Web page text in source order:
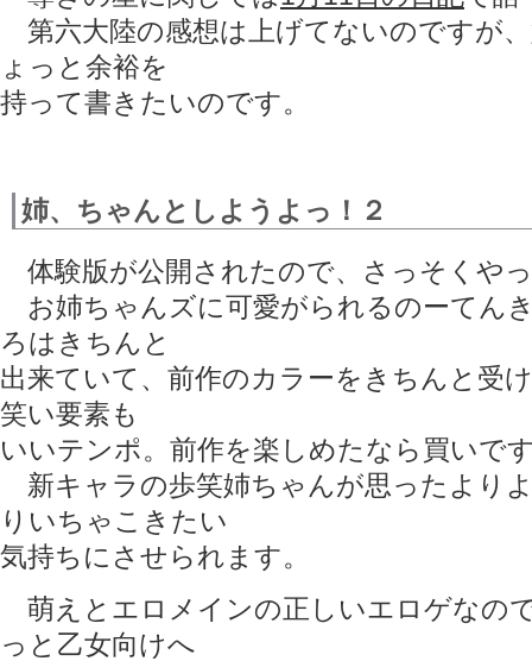
第六大陸の感想は上げてないのですが
ょっと余裕を
持って書きたいのです。
姉、ちゃんとしようよっ！２
体験版が公開されたので、さっそくや
お姉ちゃんズに可愛がられるのーてん
ろはきちんと
出来ていて、前作のカラーをきちんと受
笑い要素も
いいテンポ。前作を楽しめたなら買いで
新キャラの歩笑姉ちゃんが思ったより
りいちゃこきたい
気持ちにさせられます。
萌えとエロメインの正しいエロゲなの
っと乙女向けへ